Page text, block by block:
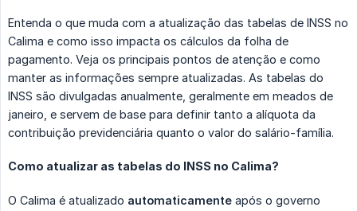
Entenda o que muda com a atualização das tabelas de INSS no
Calima e como isso impacta os cálculos da folha de
pagamento. Veja os principais pontos de atenção e como
manter as informações sempre atualizadas. As tabelas do
INSS são divulgadas anualmente, geralmente em meados de
janeiro, e servem de base para definir tanto a alíquota da
contribuição previdenciária quanto o valor do salário-família.
Como atualizar as tabelas do INSS no Calima?
O Calima é atualizado automaticamente após o governo